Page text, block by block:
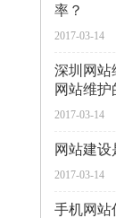
率？
2017-03-14
深圳网站
网站维护
2017-03-14
网站建
2017-03-14
手机网站